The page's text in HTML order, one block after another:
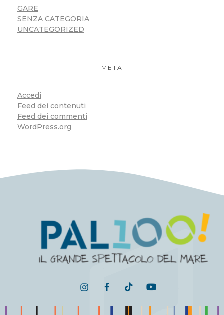
GARE
SENZA CATEGORIA
UNCATEGORIZED
META
Accedi
Feed dei contenuti
Feed dei commenti
WordPress.org